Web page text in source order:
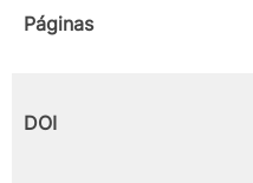
Páginas
DOI